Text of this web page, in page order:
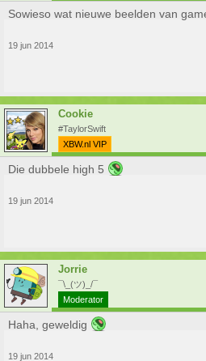
Sowieso wat nieuwe beelden van
19 jun 2014
Cookie
#TaylorSwift
XBW.nl VIP
Die dubbele high 5
19 jun 2014
Jorrie
¯\_(ツ)_/¯
Moderator
Haha, geweldig
19 jun 2014